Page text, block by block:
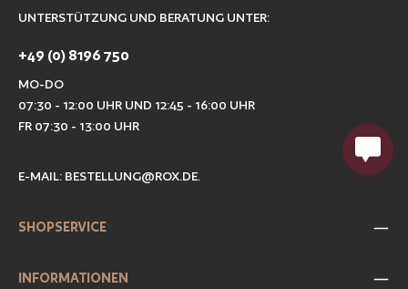
UNTERSTÜTZUNG UND BERATUNG UNTER:
+49 (0) 8196 750
MO-DO
07:30 - 12:00 UHR UND 12:45 - 16:00 UHR
FR 07:30 - 13:00 UHR
E-MAIL: BESTELLUNG@ROX.DE.
SHOPSERVICE
INFORMATIONEN